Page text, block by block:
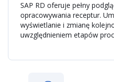
SAP RD oferuje pełny
opracowywania receptur.
wyświetlanie i zmianę
uwzględnieniem etapów